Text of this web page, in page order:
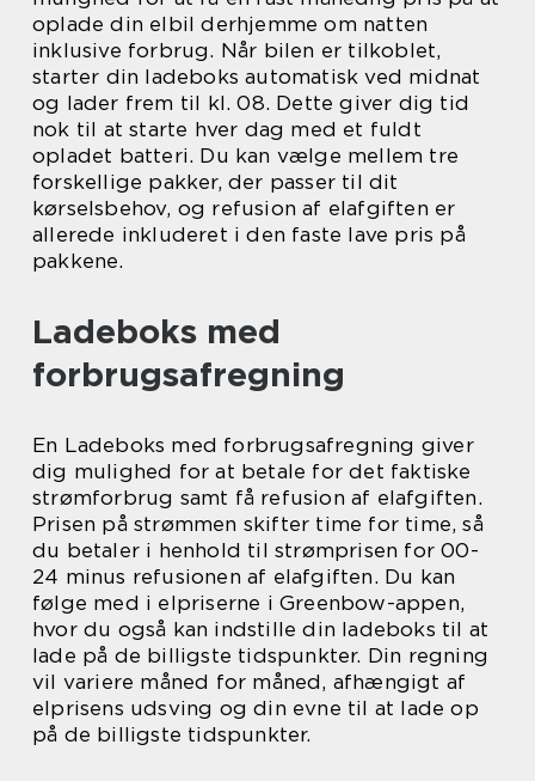
oplade din elbil derhjemme om natten
inklusive forbrug. Når bilen er tilkoblet,
starter din ladeboks automatisk ved midnat
og lader frem til kl. 08. Dette giver dig tid
nok til at starte hver dag med et fuldt
opladet batteri. Du kan vælge mellem tre
forskellige pakker, der passer til dit
kørselsbehov, og refusion af elafgiften er
allerede inkluderet i den faste lave pris på
pakkene.
Ladeboks med
forbrugsafregning
En Ladeboks med forbrugsafregning giver
dig mulighed for at betale for det faktiske
strømforbrug samt få refusion af elafgiften.
Prisen på strømmen skifter time for time, så
du betaler i henhold til strømprisen for 00-
24 minus refusionen af elafgiften. Du kan
følge med i elpriserne i Greenbow-appen,
hvor du også kan indstille din ladeboks til at
lade på de billigste tidspunkter. Din regning
vil variere måned for måned, afhængigt af
elprisens udsving og din evne til at lade op
på de billigste tidspunkter.